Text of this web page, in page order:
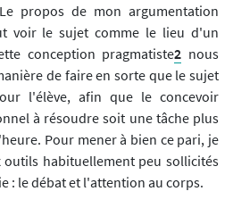
propos de mon argumentation
voir le sujet comme le lieu d'un
conception pragmatiste2 nous
de faire en sorte que le sujet
l'élève, afin que le concevoir
à résoudre soit une tâche plus
Pour mener à bien ce pari, je
habituellement peu sollicités
: le débat et l'attention au corps.